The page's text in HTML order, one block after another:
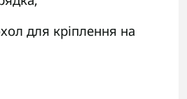
для кріплення на